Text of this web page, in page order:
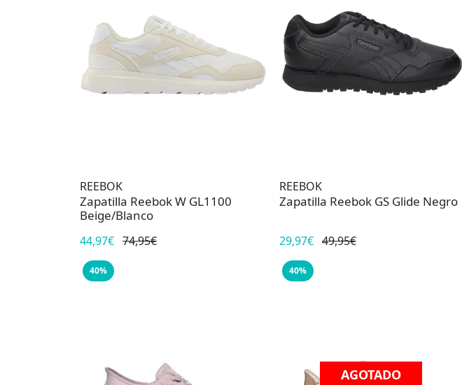
REEBOK
Zapatilla Reebok W GL1100
Beige/Blanco
44,97€ 74,95€
REEBOK
Zapatilla Reebok GS Glide Negro
29,97€ 49,95€
40% 40%
AGOTADO